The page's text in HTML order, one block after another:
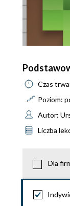
Czas
Poziom:
Autor:
Liczba
Dla